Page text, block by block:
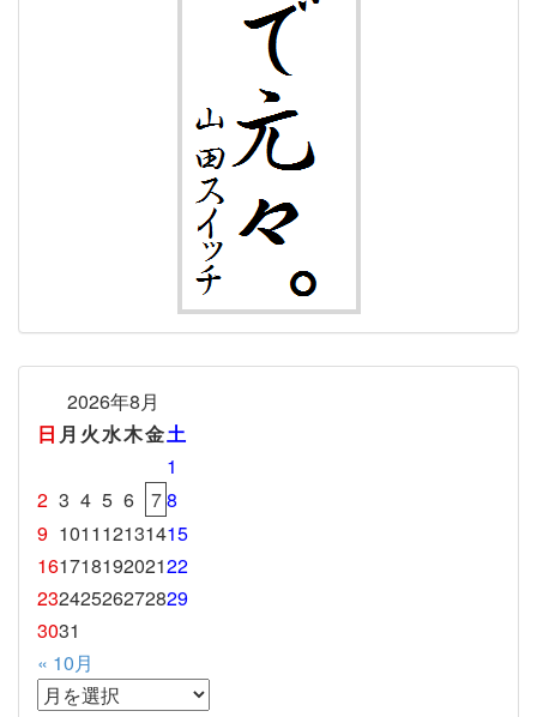
2026年8月
日 月 火水木金土
1
2 3 4 5 6 78
9 101112131415
16171819202122
23242526272829
3031
« 10月